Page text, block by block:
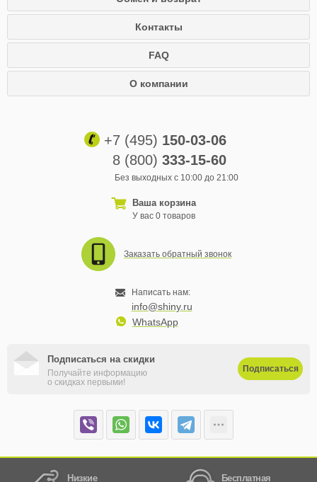
Контакты
FAQ
О компании
+7 (495) 150-03-06
8 (800) 333-15-60
Без выходных с 10:00 до 21:00
Ваша корзина
У вас 0 товаров
Заказать обратный звонок
Написать нам:
info@shiny.ru
WhatsApp
Подписаться на скидки
Получайте информацию
о скидках первыми!
Подписаться
Низкие Бесплатная